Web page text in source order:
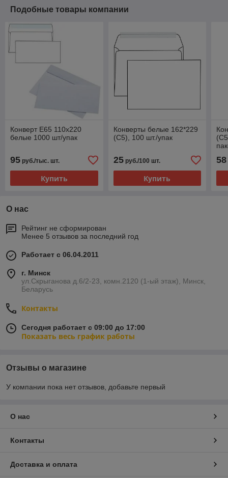
Подобные товары компании
Конверт Е65 110х220
белые 1000 шт/упак
95 руб./тыс. шт.
Купить
Конверты белые 162*229
(C5), 100 шт./упак
25руб./100 шт.
Купить
58
О нас
Рейтинг не сформирован
Менее 5 отзывов за последний год
Работает с 06.04.2011
г. Минск
ул.Скрыганова д.6/2-23, комн.2120 (1-ый этаж), Минск,
Беларусь
Контакты
Сегодня работает с 09:00 до 17:00
Показать весь график работы
Отзывы о магазине
У компании пока нет отзывов, добавьте первый
О нас
Контакты
Доставка и оплата